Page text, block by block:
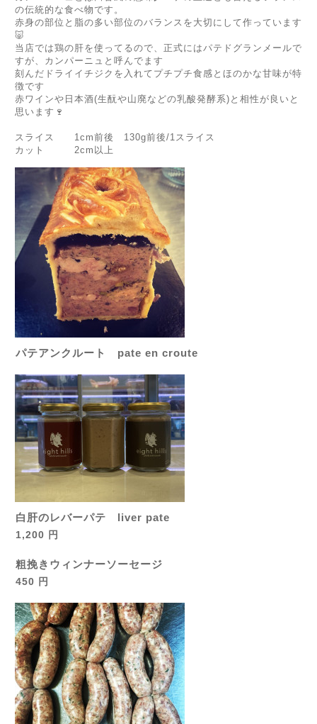
の伝統的な食べ物です。
赤身の部位と脂の多い部位のバランスを大切にして作っています
🐷
当店では鶏の肝を使ってるので、正式にはパテドグランメールで
すが、カンパーニュと呼んでます
刻んだドライイチジクを入れてプチプチ食感とほのかな甘味が特
徴です
赤ワインや日本酒(生酛や山廃などの乳酸発酵系)と相性が良いと
思います🍷
スライス 1cm前後 130g前後/1スライス
カット 2cm以上
パテアンクルート pate en croute
白肝のレバーパテ liver pate
1,200 円
粗挽きウィンナーソーセージ
450 円